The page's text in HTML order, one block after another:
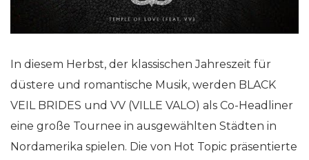
In diesem Herbst, der klassischen Jahreszeit für
düstere und romantische Musik, werden BLACK
VEIL BRIDES und VV (VILLE VALO) als Co-Headliner
eine große Tournee in ausgewählten Städten in
Nordamerika spielen. Die von Hot Topic präsentierte